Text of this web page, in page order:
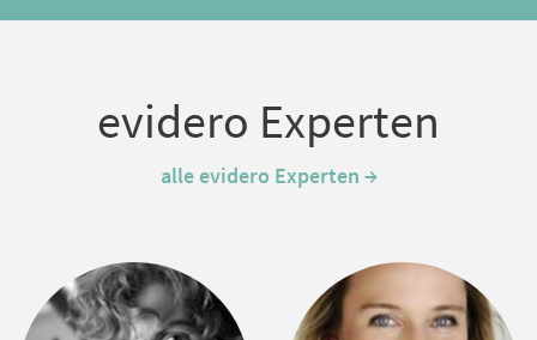
evidero Experten
alle evidero Experten →